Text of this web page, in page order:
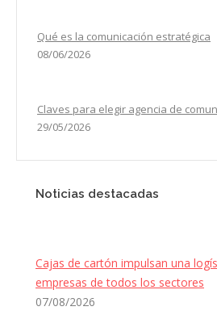
Qué es la comunicación estratégica
08/06/2026
Claves para elegir agencia de
29/05/2026
Noticias destacadas
Cajas de cartón impulsan una
empresas de todos los sectores
07/08/2026